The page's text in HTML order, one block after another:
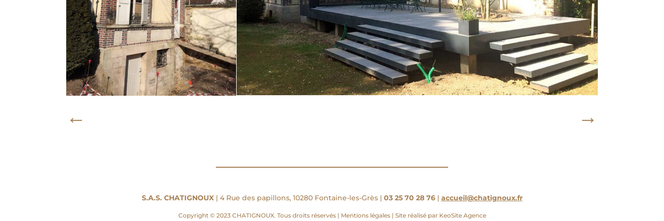
← →
S.A.S. CHATIGNOUX| 4 Rue des papillons, 10280 Fontaine-les-Grès | 03 25 70 28 76| accueil@chatignoux.fr
Copyright © 2023 CHATIGNOUX. Tous droits réservés | Mentions légales| Site réalisé par KeoSite Agence